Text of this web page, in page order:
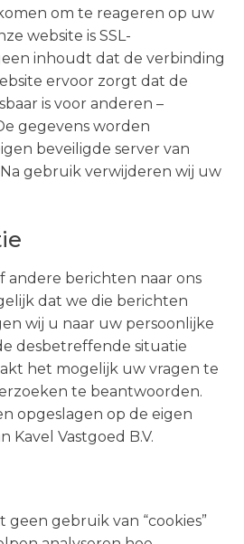
om te reageren op uw
website is SSL-
inhoudt dat de verbinding
ervoor zorgt dat de
is voor anderen –
gegevens worden
beveiligde server van
Na gebruik verwijderen wij uw
andere berichten naar ons
dat we die berichten
wij u naar uw persoonlijke
desbetreffende situatie
het mogelijk uw vragen te
te beantwoorden.
opgeslagen op de eigen
Kavel Vastgoed B.V.
geen gebruik van “cookies”